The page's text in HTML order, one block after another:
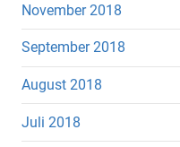
November 2018
September 2018
August 2018
Juli 2018